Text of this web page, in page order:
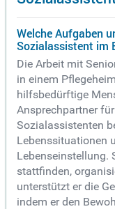
Welche Aufgaben
Sozialassistent im
Die Arbeit mit
in einem
hilfsbedürftige
Ansprechpartner
Sozialassistenten
Lebenssituationen
Lebenseinstellung.
stattfinden,
unterstützt er die
indem er den